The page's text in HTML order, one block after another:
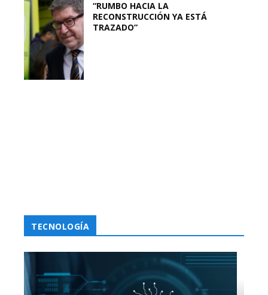
“RUMBO HACIA LA
RECONSTRUCCIÓN YA ESTÁ
TRAZADO”
TECNOLOGÍA